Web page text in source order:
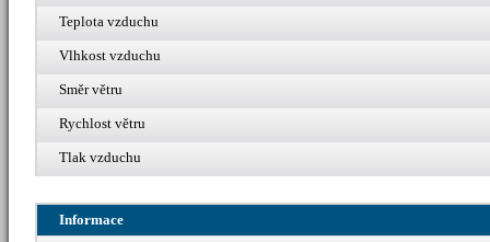
Teplota vzduchu
Vlhkost vzduchu
Směr větru
Rychlost větru
Tlak vzduchu
Informace